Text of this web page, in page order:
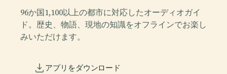
96か国1,100以上の都市に対応したオーディオガイ
ド。歴史、物語、現地の知識をオフラインでお楽し
みいただけます。
アプリをダウンロード